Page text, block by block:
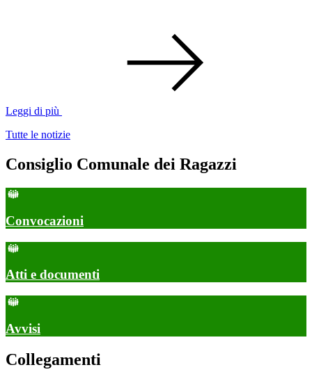
Leggi di più
Tutte le notizie
Consiglio Comunale dei Ragazzi
Convocazioni
Atti e documenti
Avvisi
Collegamenti